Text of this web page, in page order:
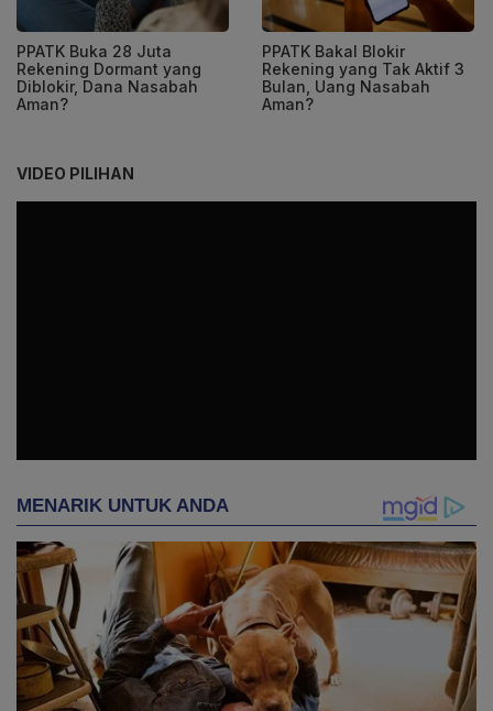
PPATK Buka 28 Juta
Rekening Dormant yang
Diblokir, Dana Nasabah
Aman?
PPATK Bakal Blokir
Rekening yang Tak Aktif 3
Bulan, Uang Nasabah
Aman?
VIDEO PILIHAN